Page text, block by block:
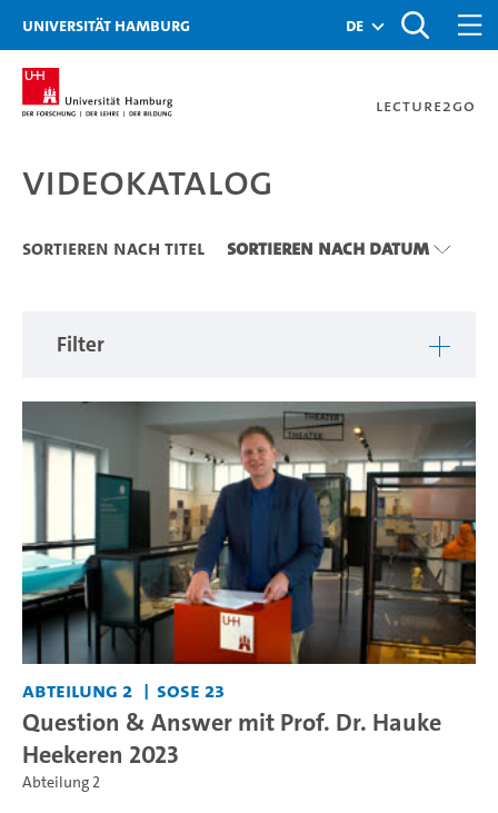
Zu den Filtern
Zur Metanavigation
Zur Hauptnavigation
Zur Suche
Zum Inhalt
Zum Seitenfuss
Universität Hamburg de
Lecture2Go
Videokatalog
Videokatalog
Sortieren nach Titel Sortieren nach Datum
Filter
Abteilung 2 SoSe 23
Question & Answer mit Prof. Dr. Hauke
Heekeren 2023
Abteilung 2